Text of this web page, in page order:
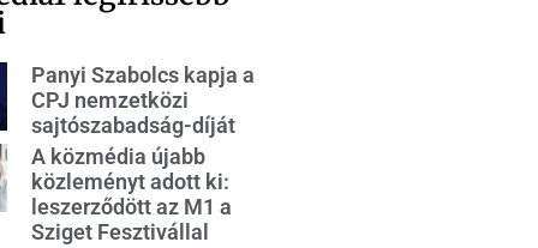
Panyi Szabolcs kapja a
CPJ nemzetközi
sajtószabadság-díját
A közmédia újabb
közleményt adott ki:
leszerződött az M1 a
Sziget Fesztivállal